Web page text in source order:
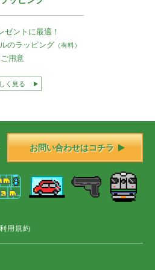
ゼントに最適！
のラッピング （有料）
用意
く見る
お問い合わせはコチラ
利用規約